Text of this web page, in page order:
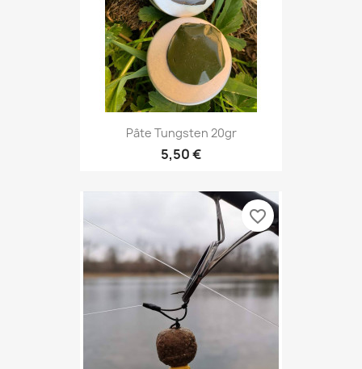
Pâte Tungsten 20gr
5,50 €
favorite_border